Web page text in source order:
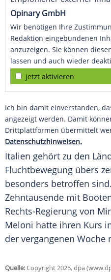
Opinary GmbH
Wir benötigen Ihre
Redaktion eingebundenen
anzuzeigen. Sie können
lassen und auch wieder
jetzt aktivieren
Ich bin damit einverstanden,
angezeigt werden. Damit
Drittplattformen übermittelt
Datenschutzhinweisen.
Italien gehört zu den
Fluchtbewegung übers
besonders betroffen
Zehntausende mit
Rechts-Regierung von
Meloni hatte ihren Kurs
der vergangenen Woche
Quelle:Copyright 2026, dpa